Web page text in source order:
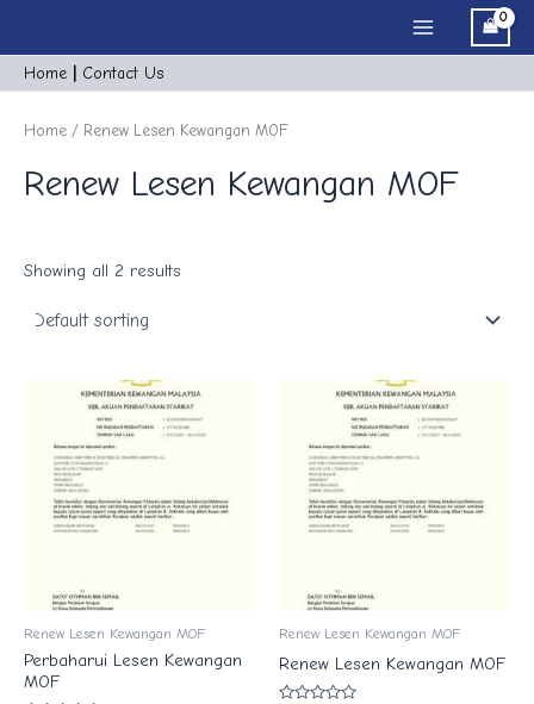
content
Main
Menu
Home Contact Us
Home / Renew Lesen Kewangan MOF
Renew Lesen Kewangan MOF
Showing all 2 results
Renew Lesen Kewangan MOF
Perbaharui Lesen Kewangan
MOF
Renew Lesen Kewangan MOF
Renew Lesen Kewangan MOF